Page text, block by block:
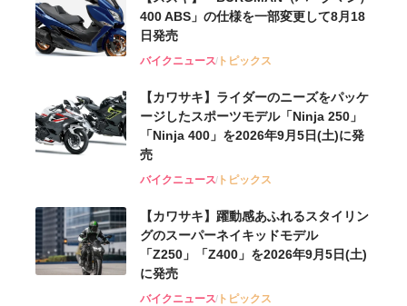
400 ABS」の仕様を一部変更して8月18
日発売
バイクニューストピックス
【カワサキ】ライダーのニーズをパッケ
ージしたスポーツモデル「Ninja 250」
「Ninja 400」を2026年9月5日(土)に発
売
バイクニューストピックス
【カワサキ】躍動感あふれるスタイリン
グのスーパーネイキッドモデル
「Z250」「Z400」を2026年9月5日(土)
に発売
バイクニューストピックス